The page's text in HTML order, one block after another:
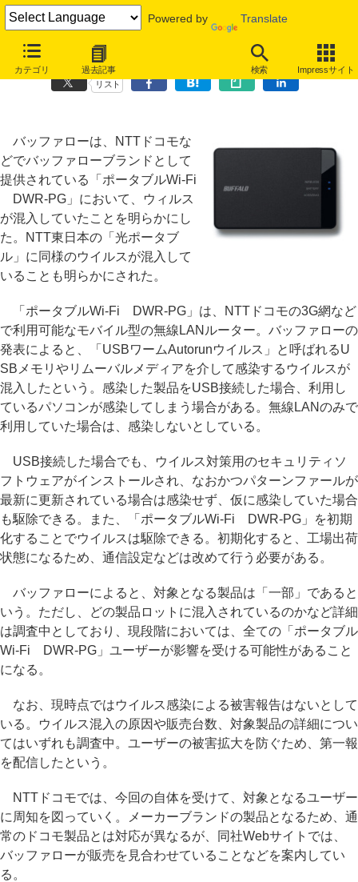
Powered by Translate
カテゴリ 過去記事 検索 Impressサイト
バッファロー製ポータブルWi-Fiルーターにウイルス混入
リスト
バッファローは、NTTドコモな
どでバッファローブランドとして
提供されている「ポータブルWi-Fi
DWR-PG」において、ウィルス
が混入していたことを明らかにし
た。NTT東日本の「光ポータブ
ル」に同様のウイルスが混入して
いることも明らかにされた。
「ポータブルWi-Fi DWR-PG」は、NTTドコモの3G網など
で利用可能なモバイル型の無線LANルーター。バッファローの
発表によると、「USBワームAutorunウイルス」と呼ばれるU
SBメモリやリムーバルメディアを介して感染するウイルスが
混入したという。感染した製品をUSB接続した場合、利用し
ているパソコンが感染してしまう場合がある。無線LANのみで
利用していた場合は、感染しないとしている。
USB接続した場合でも、ウイルス対策用のセキュリティソ
フトウェアがインストールされ、なおかつパターンファールが
最新に更新されている場合は感染せず、仮に感染していた場合
も駆除できる。また、「ポータブルWi-Fi DWR-PG」を初期
化することでウイルスは駆除できる。初期化すると、工場出荷
状態になるため、通信設定などは改めて行う必要がある。
バッファローによると、対象となる製品は「一部」であると
いう。ただし、どの製品ロットに混入されているのかなど詳細
は調査中としており、現段階においては、全ての「ポータブル
Wi-Fi DWR-PG」ユーザーが影響を受ける可能性があること
になる。
なお、現時点ではウイルス感染による被害報告はないとして
いる。ウイルス混入の原因や販売台数、対象製品の詳細につい
てはいずれも調査中。ユーザーの被害拡大を防ぐため、第一報
を配信したという。
NTTドコモでは、今回の自体を受けて、対象となるユーザー
に周知を図っていく。メーカーブランドの製品となるため、通
常のドコモ製品とは対応が異なるが、同社Webサイトでは、
バッファローが販売を見合わせていることなどを案内してい
る。